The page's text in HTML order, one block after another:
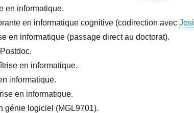
en informatique.
en informatique cognitive (codirection avec
en informatique (passage direct au doctorat).
en informatique.
informatique.
en informatique.
génie logiciel (MGL9701).